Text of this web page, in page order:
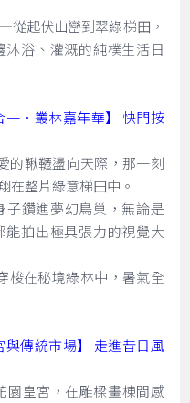
起伏山巒到翠綠梯田，
浴、灌溉的純樸生活日
．叢林嘉年華】 快門按
的鞦韆盪向天際，那一刻
在整片綠意梯田中。
子鑽進夢幻鳥巢，無論是
拍出極具張力的視覺大
在秘境綠林中，暑氣全
傳統市場】 走進昔日風
園皇宮，在雕樑畫棟間感